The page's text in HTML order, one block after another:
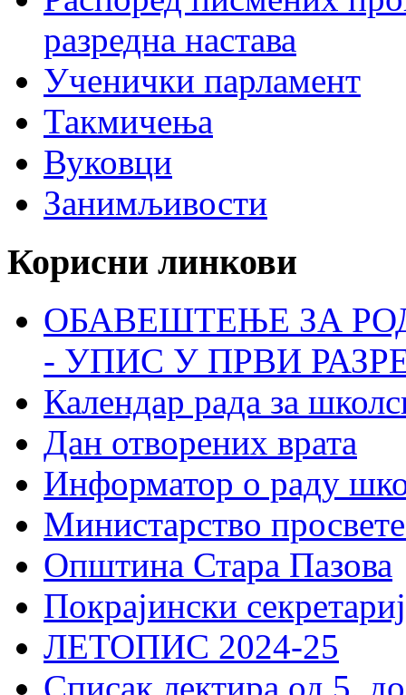
разредна настава
Ученички парламент
Такмичења
Вуковци
Занимљивости
Корисни линкови
ОБАВЕШТЕЊЕ ЗА
- УПИС У ПРВИ
Календар рада за
Дан отворених врата
Информатор о раду
Министарство
Општина Стара Пазова
Покрајински
ЛЕТОПИС 2024-25